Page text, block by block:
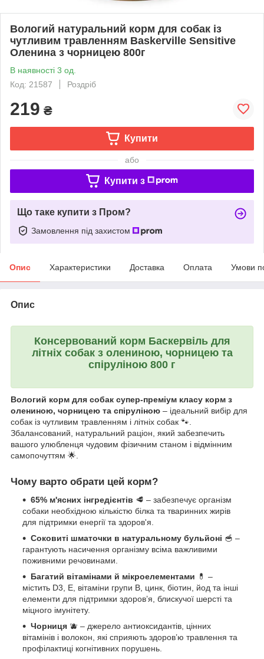
Вологий натуральний корм для собак із
чутливим травленням Baskerville Sensitive
Оленина з чорницею 800г
В наявності 3 од.
Код: 21587
Роздріб
219 ₴
Купити
або
Купити з
Що таке купити з Пром?
Замовлення під захистом
Опис Характеристики Доставка Оплата Умови
Опис
Консервований корм Баскервіль для
літніх собакз олениною, чорницею та
спіруліною 800 г
Вологий корм для собак супер-преміум класу корм з
олениною, чорницею та спіруліною – ідеальний вибір для
собак із чутливим травленням і літніх собак 🐾.
Збалансований, натуральний раціон, який забезпечить
вашого улюбленця чудовим фізичним станом і відмінним
самопочуттям 🌟.
Чому варто обрати цей корм?
65% м'ясних інгредієнтів 🥩 – забезпечує організм
собаки необхідною кількістю білка та тваринних жирів
для підтримки енергії та здоров'я.
Соковиті шматочки в натуральному бульйоні 🥣 –
гарантують насичення організму всіма важливими
поживними речовинами.
Багатий вітамінами й мікроелементами 💊 –
містить D3, Е, вітаміни групи В, цинк, біотин, йод та інші
елементи для підтримки здоров’я, блискучої шерсті та
міцного імунітету.
Чорниця 🫐 – джерело антиоксидантів, цінних
вітамінів і волокон, які сприяють здоров’ю травлення та
профілактиці когнітивних порушень.